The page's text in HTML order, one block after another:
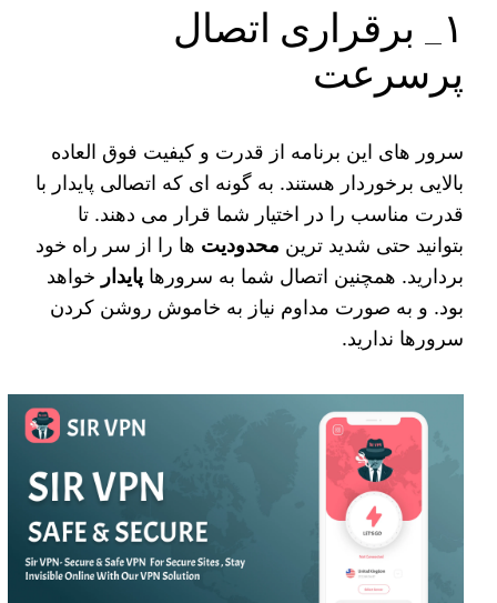
۱_ برقراری اتصال
پرسرعت
سرور های این برنامه از قدرت و کیفیت فوق العاده
بالایی برخوردار هستند. به گونه‌ ای که اتصالی پایدار با
قدرت مناسب را در اختیار شما قرار می‌ دهند. تا
بتوانید حتی شدید ترین محدودیت‌ ها را از سر راه خود
بردارید. همچنین اتصال شما به سرورهاپایدار خواهد
بود. و به صورت مداوم نیاز به خاموش روشن کردن
سرورها ندارید.